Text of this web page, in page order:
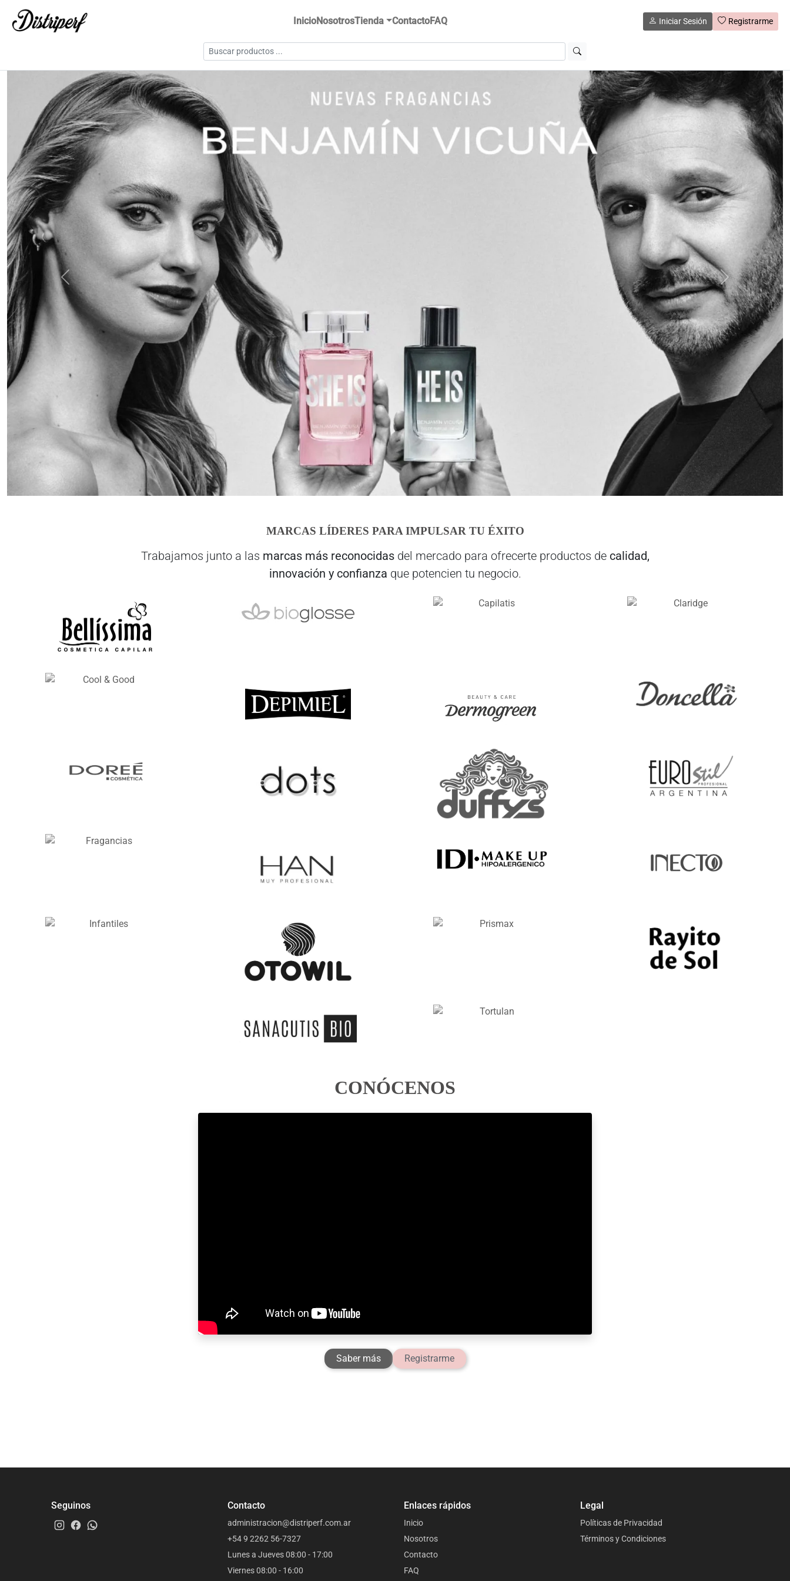
InicioNosotrosTienda ContactoFAQ Iniciar Sesión Registrarme
Anterior Siguiente
MARCAS LÍDERES PARA IMPULSAR TU ÉXITO
Trabajamos junto a las marcas más reconocidasdel mercado para ofrecerte productos de calidad,
innovación y confianza que potencien tu negocio.
CONÓCENOS
Saber más Registrarme
Seguinos Contacto
administracion@distriperf.com.ar
+54 9 2262 56-7327
Lunes a Jueves 08:00 - 17:00
Viernes 08:00 - 16:00
Enlaces rápidos
Inicio
Nosotros
Contacto
FAQ
Legal
Políticas de Privacidad
Términos y Condiciones